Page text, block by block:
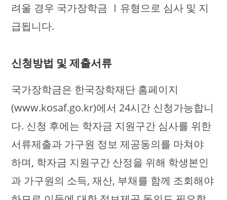
려울 경우 국가장학금 Ⅰ유형으로 심사 및 지
급됩니다.
신청방법 및 제출서류
국가장학금은 한국장학재단 홈페이지
(www.kosaf.go.kr)에서 24시간 신청가능합니
다. 신청 후에는 학자금 지원구간 심사를 위한
서류제출과 가구원 정보 제공동의를 마쳐야
하며, 학자금 지원구간 산정을 위해 학생본인
과 가구원의 소득, 재산, 부채를 함께 조회해야